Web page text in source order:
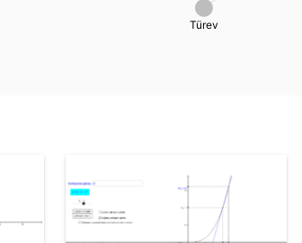
Türev